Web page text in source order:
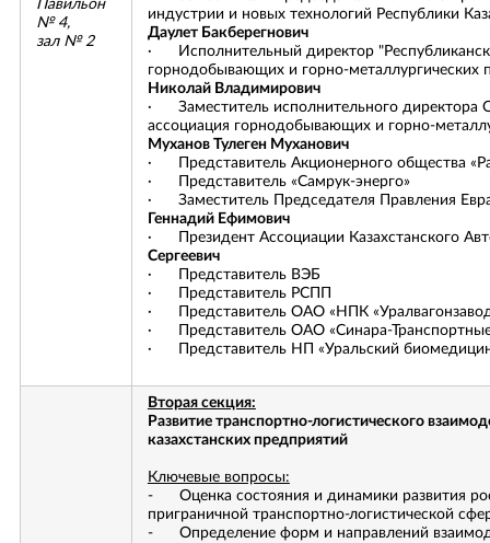
Павильон
№ 4,
зал № 2
индустрии и новых технологий Республики
Даулет Бакберегнович
· Исполнительный директор
горнодобывающих и горно-металлургических
Николай Владимирович
· Заместитель исполнительного директора
ассоциация горнодобывающих и горно-
Муханов Тулеген Муханович
· Представитель Акционерного общества
· Представитель «Самрук-энерго»
· Заместитель Председателя Правления
Геннадий Ефимович
· Президент Ассоциации Казахстанского
Сергеевич
· Представитель ВЭБ
· Представитель РСПП
· Представитель ОАО «НПК
· Представитель ОАО «Синара-
· Представитель НП «Уральский
Вторая секция:
Развитие транспортно-логистического
казахстанских предприятий
Ключевые вопросы:
- Оценка состояния и динамики развития
приграничной транспортно-логистической
- Определение форм и направлений